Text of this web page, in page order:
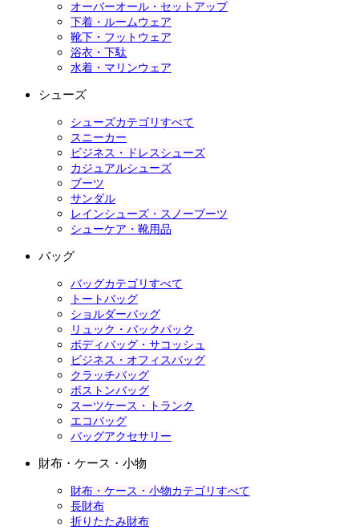
オーバーオール・セットアップ
下着・ルームウェア
靴下・フットウェア
浴衣・下駄
水着・マリンウェア
シューズ
シューズカテゴリすべて
スニーカー
ビジネス・ドレスシューズ
カジュアルシューズ
ブーツ
サンダル
レインシューズ・スノーブーツ
シューケア・靴用品
バッグ
バッグカテゴリすべて
トートバッグ
ショルダーバッグ
リュック・バックパック
ボディバッグ・サコッシュ
ビジネス・オフィスバッグ
クラッチバッグ
ボストンバッグ
スーツケース・トランク
エコバッグ
バッグアクセサリー
財布・ケース・小物
財布・ケース・小物カテゴリすべて
長財布
折りたたみ財布